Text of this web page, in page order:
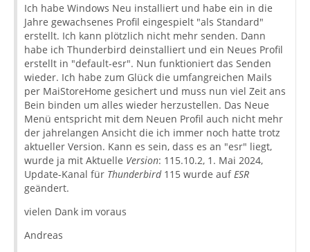
Ich habe Windows Neu installiert und habe ein in die
Jahre gewachsenes Profil eingespielt "als Standard"
erstellt. Ich kann plötzlich nicht mehr senden. Dann
habe ich Thunderbird deinstalliert und ein Neues Profil
erstellt in "default-esr". Nun funktioniert das Senden
wieder. Ich habe zum Glück die umfangreichen Mails
per MaiStoreHome gesichert und muss nun viel Zeit ans
Bein binden um alles wieder herzustellen. Das Neue
Menü entspricht mit dem Neuen Profil auch nicht mehr
der jahrelangen Ansicht die ich immer noch hatte trotz
aktueller Version. Kann es sein, dass es an "esr" liegt,
wurde ja mit Aktuelle Version: 115.10.2, 1. Mai 2024,
Update-Kanal für Thunderbird115 wurde auf ESR
geändert.
vielen Dank im voraus
Andreas